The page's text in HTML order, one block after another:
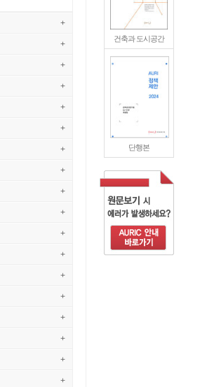
건축과 도시공간
단행본
+
+
+
+
+
+
+
+
+
+
+
+
+
+
+
+
+
+